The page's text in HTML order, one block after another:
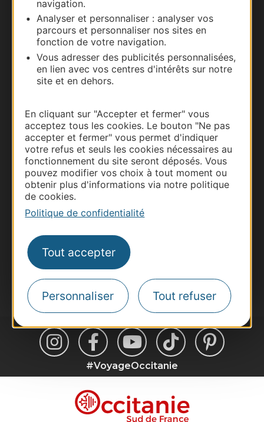
navigation.
Analyser et personnaliser : analyser vos
parcours et personnaliser nos sites en
fonction de votre navigation.
Vous adresser des publicités personnalisées,
en lien avec vos centres d'intérêts sur notre
site et en dehors.
En cliquant sur "Accepter et fermer" vous
acceptez tous les cookies. Le bouton "Ne pas
accepter et fermer" vous permet d'indiquer
votre refus et seuls les cookies nécessaires au
fonctionnement du site seront déposés. Vous
pouvez modifier vos choix à tout moment ou
obtenir plus d'informations via notre politique
de cookies.
Politique de confidentialité
Tout accepter
Personnaliser Tout refuser
Thermalisme
Business/Mice
Pros d'Occitanie
Site presse et d'influence
Voyagistes
Destination Sport
Inscrivez-vous à la lettre d'information
Destination Occitanie pour recevoir des
suggestions de séjours, de visites et de sorties.
Je m'abonne
#VoyageOccitanie